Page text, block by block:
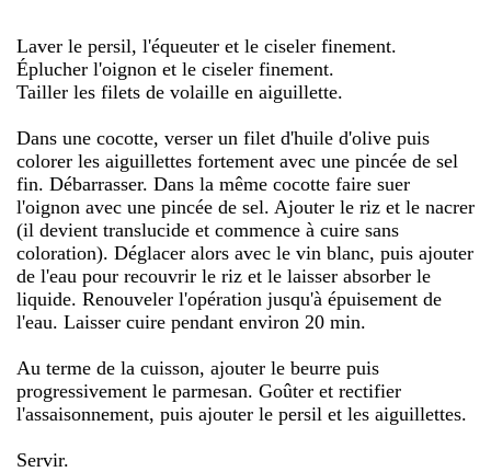
Laver le persil, l'équeuter et le ciseler finement.
Éplucher l'oignon et le ciseler finement.
Tailler les filets de volaille en aiguillette.
Dans une cocotte, verser un filet d'huile d'olive puis
colorer les aiguillettes fortement avec une pincée de sel
fin. Débarrasser. Dans la même cocotte faire suer
l'oignon avec une pincée de sel. Ajouter le riz et le nacrer
(il devient translucide et commence à cuire sans
coloration). Déglacer alors avec le vin blanc, puis ajouter
de l'eau pour recouvrir le riz et le laisser absorber le
liquide. Renouveler l'opération jusqu'à épuisement de
l'eau. Laisser cuire pendant environ 20 min.
Au terme de la cuisson, ajouter le beurre puis
progressivement le parmesan. Goûter et rectifier
l'assaisonnement, puis ajouter le persil et les aiguillettes.
Servir.